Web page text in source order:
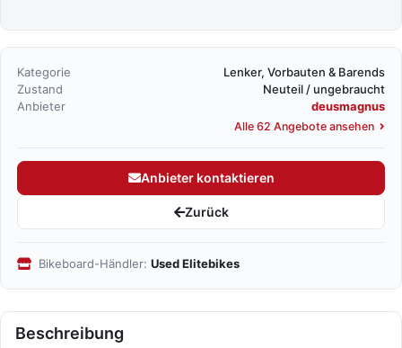
Kategorie
Lenker, Vorbauten & Barends
Zustand
Neuteil / ungebraucht
Anbieter
deusmagnus
Alle 62 Angebote ansehen
Anbieter kontaktieren
Zurück
Bikeboard-Händler: Used Elitebikes
Beschreibung